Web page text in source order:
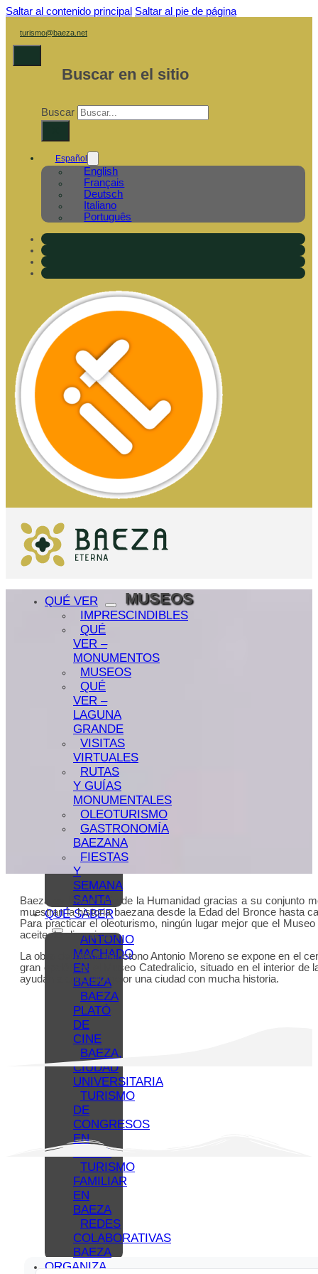
Saltar al contenido principal Saltar al pie de página
turismo@baeza.net
Buscar en el sitio
Buscar
Español
English
Français
Deutsch
Italiano
Português
QUÉ VER
IMPRESCINDIBLES
QUÉ
VER –
MONUMENTOS
MUSEOS
QUÉ
VER –
LAGUNA
GRANDE
VISITAS
VIRTUALES
RUTAS
Y GUÍAS
MONUMENTALES
OLEOTURISMO
GASTRONOMÍA
BAEZANA
FIESTAS
Y
SEMANA
SANTA
QUÉ SABER
ANTONIO
MACHADO
EN
BAEZA
BAEZA
PLATÓ
DE
CINE
BAEZA,
CIUDAD
UNIVERSITARIA
TURISMO
DE
CONGRESOS
EN
BAEZA
TURISMO
FAMILIAR
EN
BAEZA
REDES
COLABORATIVAS
BAEZA
ORGANIZA
MUSEOS
Baeza es Patrimonio de la Humanidad gracias a su conjunto
muestran la historia baezana desde la Edad del Bronce hasta
Para practicar el oleoturismo, ningún lugar mejor que el
aceite de oliva virgen.
La obra del pintor autóctono Antonio Moreno se expone en el
gran opción es el Museo Catedralicio, situado en el interior
ayudan a conocer mejor una ciudad con mucha historia.